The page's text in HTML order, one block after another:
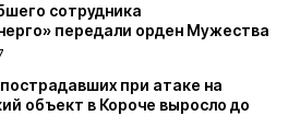
сотрудника
передали орден Мужества
при атаке на
объект в Короче выросло до